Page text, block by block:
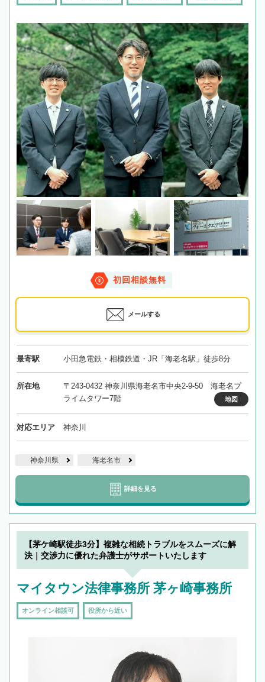
初回相談無料
メールする
最寄駅 小田急電鉄・相模鉄道・JR「海老名駅」徒歩8分
所在地
〒243-0432 神奈川県海老名市中央2-9-50 海老名プ
ライムタワー7階
地図
対応エリア 神奈川
神奈川県 海老名市
詳細を見る
【茅ケ崎駅徒歩3分】複雑な相続トラブルをスムーズに解
決｜交渉力に優れた弁護士がサポートいたします
マイタウン法律事務所 茅ヶ崎事務所
オンライン相談可 役所から近い